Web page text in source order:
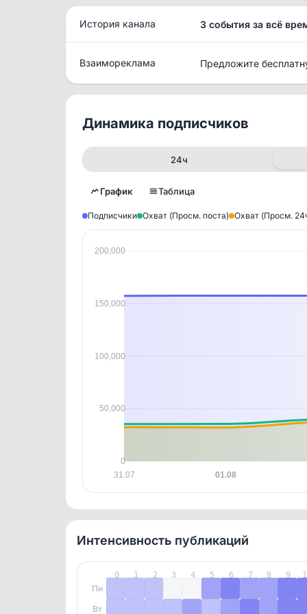
История канала 3 события за всё
Взаимореклама Предложите
Войдите, чтобыэтим
Динамика подписчиков
24ч
График Таблица
Подписчики Охват (Просм. поста) Охват (Просм.
31.07 01.08
200,000
150,000
100,000
50,000
0
Интенсивность публикаций
0 1 2 3 4 5 6 7 8 9
Пн
Вт